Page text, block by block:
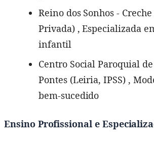
Reino dos Sonhos -
Privada) , Especializada
infantil
Centro Social Paroquial
Pontes (Leiria, IPSS) ,
bem-sucedido
Ensino Profissional e